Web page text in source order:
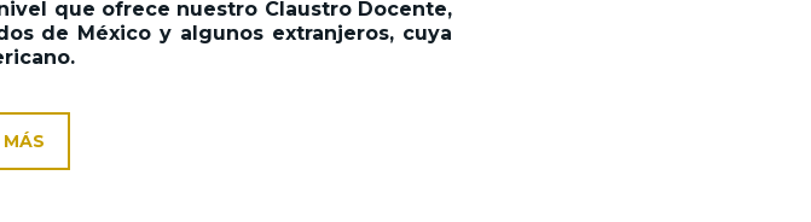
que ofrece nuestro Claustro Docente,
de México y algunos extranjeros, cuya
MÁS